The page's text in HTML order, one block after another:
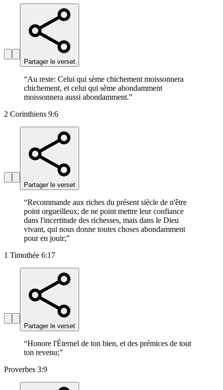
Partager le verset
“Au reste: Celui qui sème chichement moissonnera
chichement, et celui qui sème abondamment
moissonnera aussi abondamment.”
2 Corinthiens 9:6
Partager le verset
“Recommande aux riches du présent siècle de n'être
point orgueilleux; de ne point mettre leur confiance
dans l'incertitude des richesses, mais dans le Dieu
vivant, qui nous donne toutes choses abondamment
pour en jouir;”
1 Timothée 6:17
Partager le verset
“Honore l'Éternel de ton bien, et des prémices de tout
ton revenu;”
Proverbes 3:9